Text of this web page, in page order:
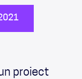
proiect